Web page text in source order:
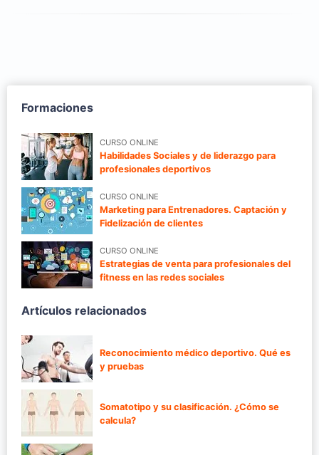
Formaciones
CURSO ONLINE
Habilidades Sociales y de liderazgo para
profesionales deportivos
CURSO ONLINE
Marketing para Entrenadores. Captación y
Fidelización de clientes
CURSO ONLINE
Estrategias de venta para profesionales del
fitness en las redes sociales
Artículos relacionados
Reconocimiento médico deportivo. Qué es
y pruebas
Somatotipo y su clasificación. ¿Cómo se
calcula?